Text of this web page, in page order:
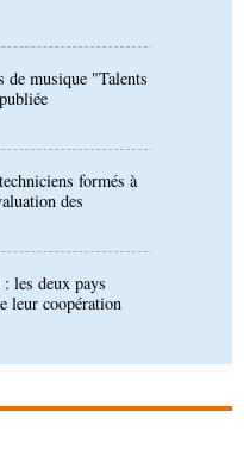
formés à
des
les deux pays
coopération
Banque postale du
la BVMAC
sa diaspora